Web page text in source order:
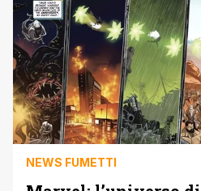
NEWS FUMETTI